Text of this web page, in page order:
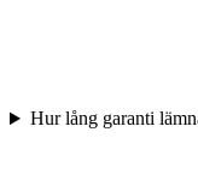
Hur lång garanti